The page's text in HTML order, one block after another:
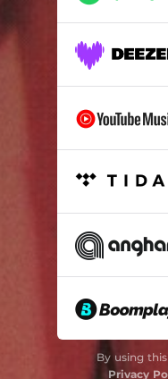
Réveillon
Frente a
Você Tem
Sem Tempo
O Mar Serenou
By using
Privacy